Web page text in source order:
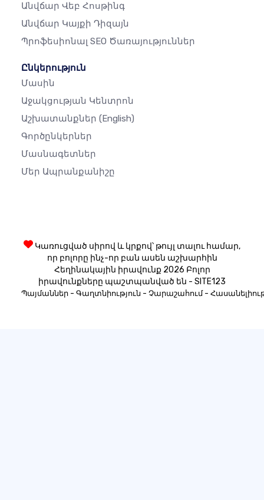
Անվճար Վեբ Հոսթինգ
Անվճար Կայքի Դիզայն
Պրոֆեսիոնալ SEO Ծառայություններ
Ընկերություն
Մասին
Աջակցության Կենտրոն
Աշխատանքներ (English)
Գործընկերներ
Մասնագետներ
Մեր Ապրանքանիշը
Կառուցված սիրով և կրքով՝ թույլ տալու համար,
որ բոլորը ինչ-որ բան ասեն աշխարհին
Հեղինակային իրավունք 2026 Բոլոր
իրավունքները պաշտպանված են - SITE123
Պայմաններ - Գաղտնիություն - Չարաշահում-